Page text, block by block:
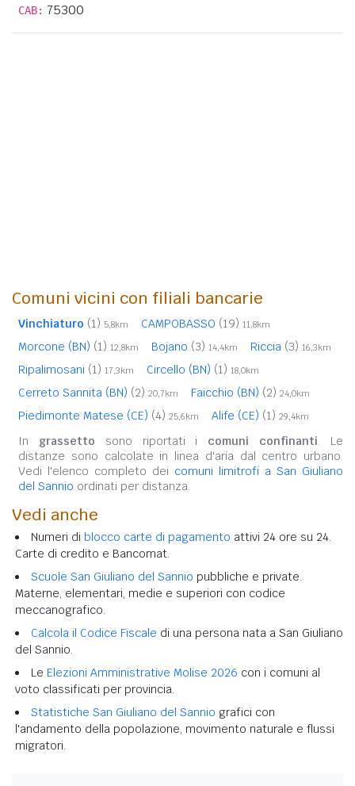
CAB: 75300
Comuni vicini con filiali bancarie
Vinchiaturo (1) 5,8km CAMPOBASSO (19) 11,8km
Morcone (BN) (1) 12,8km Bojano (3) 14,4km Riccia (3) 16,3km
Ripalimosani (1) 17,3km Circello (BN) (1) 18,0km
Cerreto Sannita (BN) (2) 20,7km Faicchio (BN) (2) 24,0km
Piedimonte Matese (CE) (4) 25,6km Alife (CE) (1) 29,4km
In grassetto sono riportati i comuni confinanti. Le
distanze sono calcolate in linea d'aria dal centro urbano.
Vedi l'elenco completo dei comuni limitrofi a San Giuliano
del Sannio ordinati per distanza.
Vedi anche
Numeri di blocco carte di pagamento attivi 24 ore su 24.
Carte di credito e Bancomat.
Scuole San Giuliano del Sannio pubbliche e private.
Materne, elementari, medie e superiori con codice
meccanografico.
Calcola il Codice Fiscale di una persona nata a San Giuliano
del Sannio.
Le Elezioni Amministrative Molise 2026 con i comuni al
voto classificati per provincia.
Statistiche San Giuliano del Sannio grafici con
l'andamento della popolazione, movimento naturale e flussi
migratori.